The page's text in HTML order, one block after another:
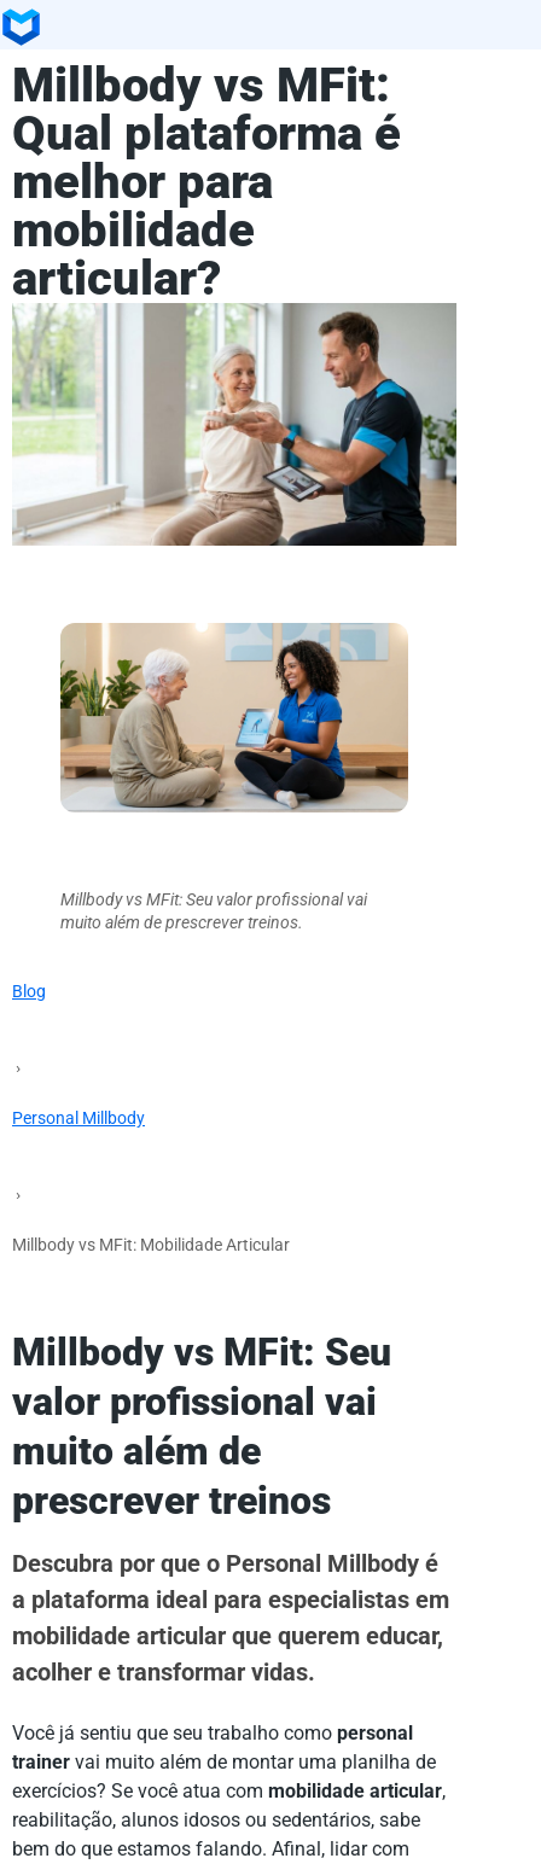
Millbody vs MFit:
Qual plataforma é
melhor para
mobilidade
articular?
Millbody vs MFit: Seu valor profissional vai
muito além de prescrever treinos.
Blog
›
Personal Millbody
›
Millbody vs MFit: Mobilidade Articular
Millbody vs MFit: Seu
valor profissional vai
muito além de
prescrever treinos
Descubra por que o Personal Millbody é
a plataforma ideal para especialistas em
mobilidade articular que querem educar,
acolher e transformar vidas.
Você já sentiu que seu trabalho como personal
trainer vai muito além de montar uma planilha de
exercícios? Se você atua com mobilidade articular,
reabilitação, alunos idosos ou sedentários, sabe
bem do que estamos falando. Afinal, lidar com